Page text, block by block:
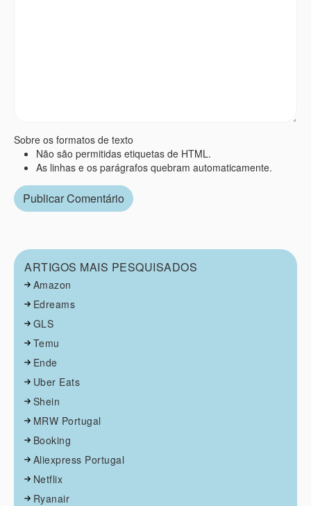
Sobre os formatos de texto
Não são permitidas etiquetas de HTML.
As linhas e os parágrafos quebram automaticamente.
ARTIGOS MAIS PESQUISADOS
Amazon
Edreams
GLS
Temu
Ende
Uber Eats
Shein
MRW Portugal
Booking
Aliexpress Portugal
Netflix
Ryanair